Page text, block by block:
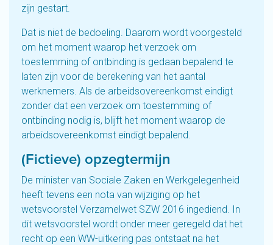
zijn gestart.
Dat is niet de bedoeling. Daarom wordt voorgesteld
om het moment waarop het verzoek om
toestemming of ontbinding is gedaan bepalend te
laten zijn voor de berekening van het aantal
werknemers. Als de arbeidsovereenkomst eindigt
zonder dat een verzoek om toestemming of
ontbinding nodig is, blijft het moment waarop de
arbeidsovereenkomst eindigt bepalend.
(Fictieve) opzegtermijn
De minister van Sociale Zaken en Werkgelegenheid
heeft tevens een nota van wijziging op het
wetsvoorstel Verzamelwet SZW 2016 ingediend. In
dit wetsvoorstel wordt onder meer geregeld dat het
recht op een WW-uitkering pas ontstaat na het